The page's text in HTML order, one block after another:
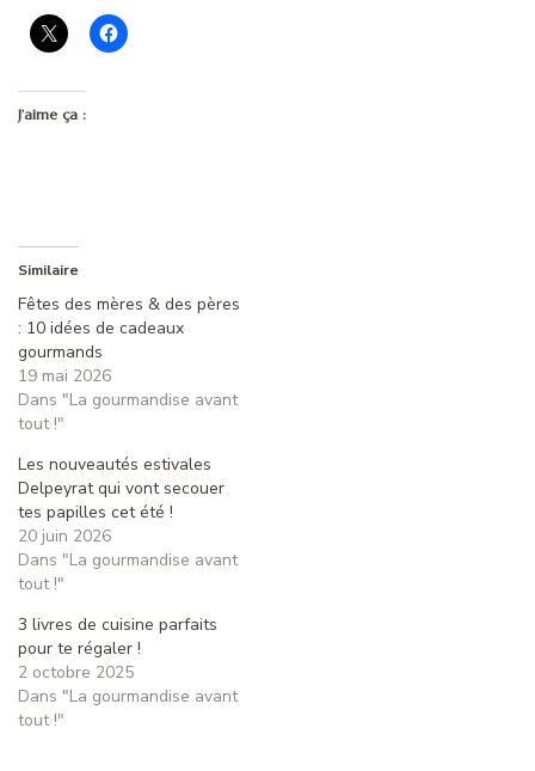
J’aime ça :
Similaire
Fêtes des mères & des pères
: 10 idées de cadeaux
gourmands
19 mai 2026
Dans "La gourmandise avant
tout !"
Les nouveautés estivales
Delpeyrat qui vont secouer
tes papilles cet été !
20 juin 2026
Dans "La gourmandise avant
tout !"
3 livres de cuisine parfaits
pour te régaler !
2 octobre 2025
Dans "La gourmandise avant
tout !"